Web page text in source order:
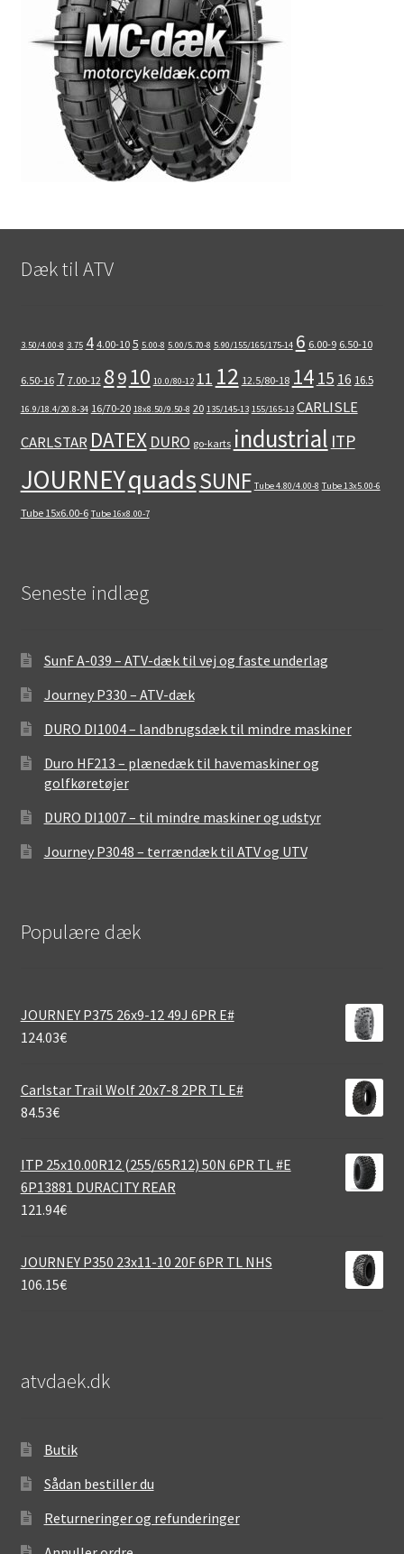
Dæk til ATV
3.50/4.00-8 3.75 4 4.00-10 5 5.00-8 5.00/5.70-8 5.90/155/165/175-14 6 6.00-9 6.50-10
6.50-16 7 7.00-12 89 10 10.0/80-12 11 12 12.5/80-18 14 15 16 16.5
16.9/18.4/20.8-34 16/70-20 18x8.50/9.50-8 20 135/145-13 155/165-13 CARLISLE
CARLSTAR DATEX DURO go-karts industrial ITP
JOURNEYquadsSUNF Tube 4.80/4.00-8 Tube 13x5.00-6
Tube 15x6.00-6 Tube 16x8.00-7
Seneste indlæg
SunF A-039 – ATV-dæk til vej og faste underlag
Journey P330 – ATV-dæk
DURO DI1004 – landbrugsdæk til mindre maskiner
Duro HF213 – plænedæk til havemaskiner og
golfkøretøjer
DURO DI1007 – til mindre maskiner og udstyr
Journey P3048 – terrændæk til ATV og UTV
Populære dæk
JOURNEY P375 26x9-12 49J 6PR E#
124.03€
Carlstar Trail Wolf 20x7-8 2PR TL E#
84.53€
ITP 25x10.00R12 (255/65R12) 50N 6PR TL #E
6P13881 DURACITY REAR
121.94€
JOURNEY P350 23x11-10 20F 6PR TL NHS
106.15€
atvdaek.dk
Butik
Sådan bestiller du
Returneringer og refunderinger